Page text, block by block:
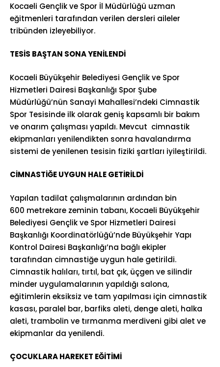
Kocaeli Gençlik ve Spor İl Müdürlüğü uzman
eğitmenleri tarafından verilen dersleri aileler
tribünden izleyebiliyor.
TESİS BAŞTAN SONA YENİLENDİ
Kocaeli Büyükşehir Belediyesi Gençlik ve Spor
Hizmetleri Dairesi Başkanlığı Spor Şube
Müdürlüğü’nün Sanayi Mahallesi’ndeki Cimnastik
Spor Tesisinde ilk olarak geniş kapsamlı bir bakım
ve onarım çalışması yapıldı. Mevcut cimnastik
ekipmanları yenilendikten sonra havalandırma
sistemi de yenilenen tesisin fiziki şartları iyileştirildi.
CİMNASTİĞE UYGUN HALE GETİRİLDİ
Yapılan tadilat çalışmalarının ardından bin
600 metrekare zeminin tabanı, Kocaeli Büyükşehir
Belediyesi Gençlik ve Spor Hizmetleri Dairesi
Başkanlığı Koordinatörlüğü’nde Büyükşehir Yapı
Kontrol Dairesi Başkanlığı’na bağlı ekipler
tarafından cimnastiğe uygun hale getirildi.
Cimnastik halıları, tırtıl, bat çık, üçgen ve silindir
minder uygulamalarının yapıldığı salona,
eğitimlerin eksiksiz ve tam yapılması için cimnastik
kasası, paralel bar, barfiks aleti, denge aleti, halka
aleti, trambolin ve tırmanma merdiveni gibi alet ve
ekipmanlar da yenilendi.
ÇOCUKLARA HAREKET EĞİTİMİ